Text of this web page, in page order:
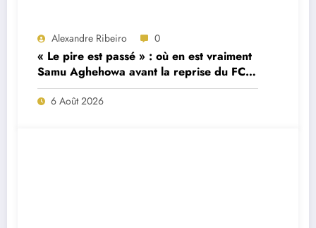
Alexandre Ribeiro 0
« Le pire est passé » : où en est vraiment
Samu Aghehowa avant la reprise du FC
Porto ?
6 Août 2026